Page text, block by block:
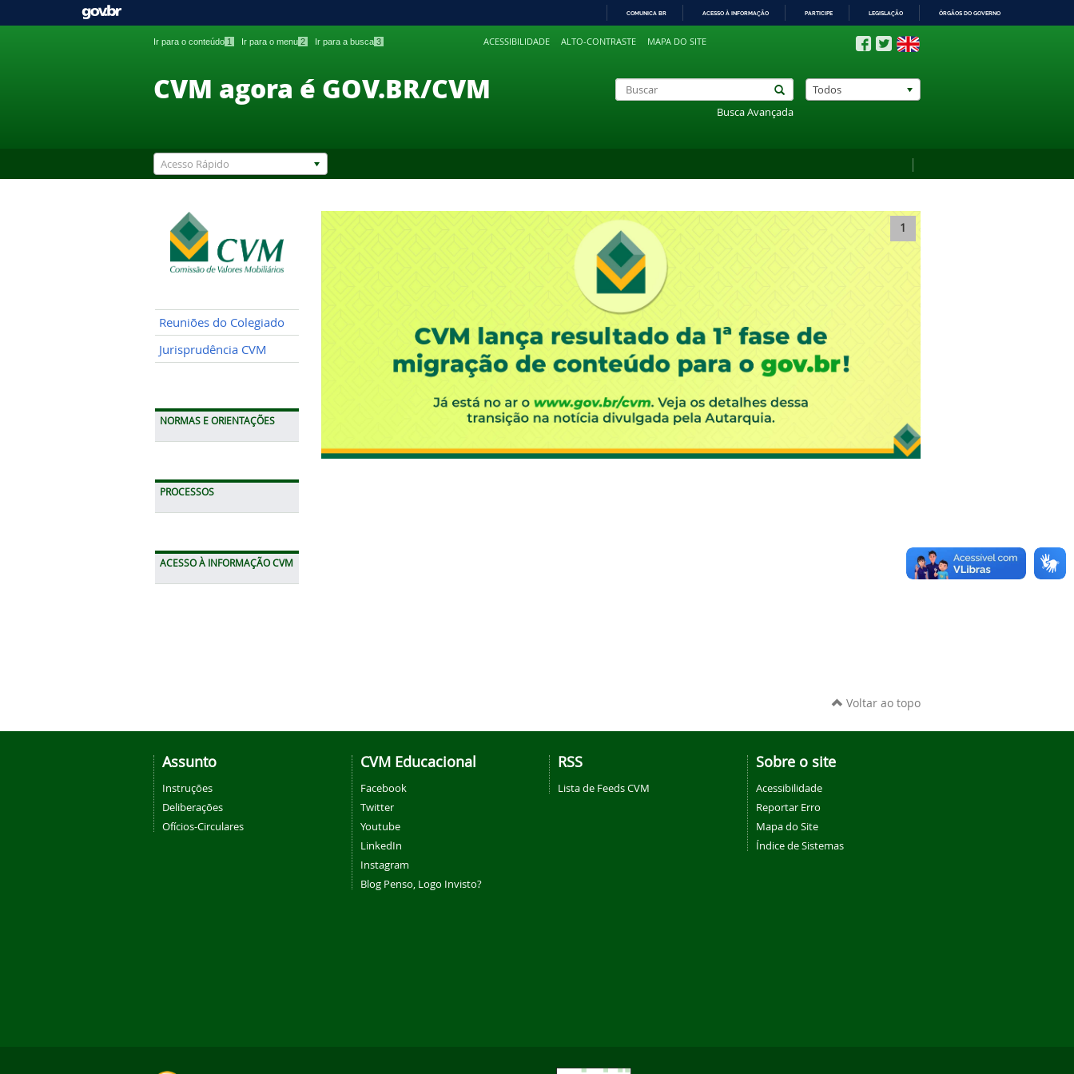
PARA
COMUNICA BR ACESSO À INFORMAÇÃO PARTICIPE LEGISLAÇÃO ÓRGÃOS DO GOVERNO
Ir para o conteúdo 1 Ir para o menu 2 Ir para a busca 3 ACESSIBILIDADE ALTO-CONTRASTE MAPA DO SITE
CVM agora é GOV.BR/CVM
Busca Avançada
Todos
Acesso Rápido
Reuniões do Colegiado
Jurisprudência CVM
NORMAS E ORIENTAÇÕES
PROCESSOS
ACESSO À INFORMAÇÃO CVM
1
Voltar ao topo
Assunto
Instruções
Deliberações
Ofícios-Circulares
CVM Educacional
Facebook
Twitter
Youtube
LinkedIn
Instagram
Blog Penso, Logo Invisto?
RSS
Lista de Feeds CVM
Sobre o site
Acessibilidade
Reportar Erro
Mapa do Site
Índice de Sistemas